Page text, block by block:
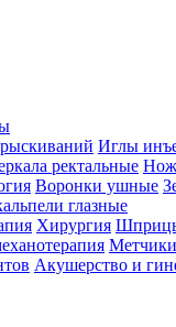
Иглы
ректальные
Воронки ушные
глазные
Хирургия
Метчики
Акушерство и